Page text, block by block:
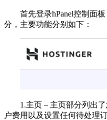
首先登录hPanel控制面
分，主要功能分别如下：
1.主页 – 主页部分列出
户费用以及设置任何待处理